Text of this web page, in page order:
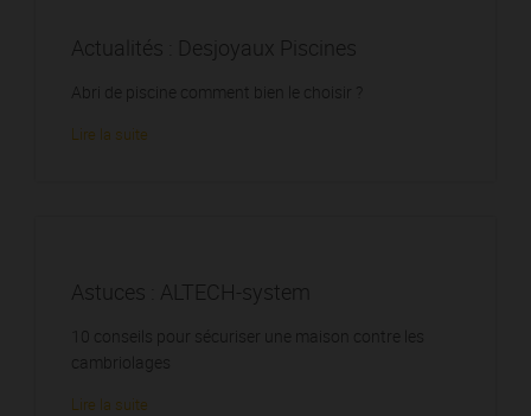
Actualités : Desjoyaux Piscines
Abri de piscine comment bien le choisir ?
Lire la suite
Astuces : ALTECH-system
10 conseils pour sécuriser une maison contre les
cambriolages
Lire la suite